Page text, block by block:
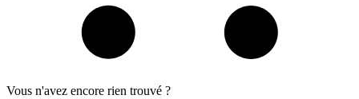
Vous n'avez encore rien trouvé ?